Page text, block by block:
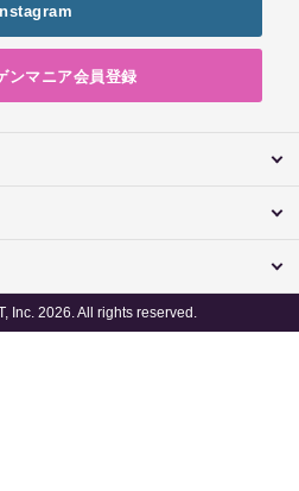
ンマニア会員登録
Inc. 2026. All rights reserved.